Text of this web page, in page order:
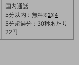
国内通話
5分以内：無料※2※4
5分超過分：30秒あたり
22円